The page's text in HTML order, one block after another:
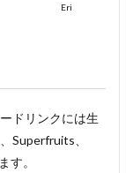
Eri
ドリンクには生
Superfruits、
す。